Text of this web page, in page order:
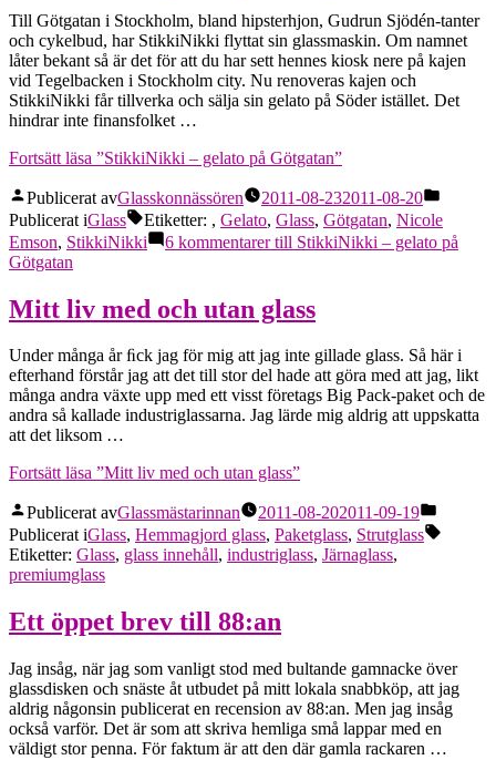
Till Götgatan i Stockholm, bland hipsterhjon, Gudrun Sjödén-tanter
och cykelbud, har StikkiNikki flyttat sin glassmaskin. Om namnet
låter bekant så är det för att du har sett hennes kiosk nere på kajen
vid Tegelbacken i Stockholm city. Nu renoveras kajen och
StikkiNikki får tillverka och sälja sin gelato på Söder istället. Det
hindrar inte finansfolket …
Fortsätt läsa ”StikkiNikki – gelato på Götgatan”
Publicerat avGlasskonnässören 2011-08-232011-08-20
Publicerat iGlass Etiketter: , Gelato, Glass, Götgatan, Nicole
Emson, StikkiNikki 6 kommentarertill StikkiNikki – gelato på
Götgatan
Mitt liv med och utan glass
Under många år ﬁck jag för mig att jag inte gillade glass. Så här i
efterhand förstår jag att det till stor del hade att göra med att jag, likt
många andra växte upp med ett visst företags Big Pack-paket och de
andra så kallade industriglassarna. Jag lärde mig aldrig att uppskatta
att det liksom …
Fortsätt läsa ”Mitt liv med och utan glass”
Publicerat avGlassmästarinnan 2011-08-202011-09-19
Publicerat iGlass, Hemmagjord glass, Paketglass, Strutglass
Etiketter: Glass, glass innehåll, industriglass, Järnaglass,
premiumglass
Ett öppet brev till 88:an
Jag insåg, när jag som vanligt stod med bultande gamnacke över
glassdisken och snäste åt utbudet på mitt lokala snabbköp, att jag
aldrig någonsin publicerat en recension av 88:an. Men jag insåg
också varför. Det är som att skriva hemliga små lappar med en
väldigt stor penna. För faktum är att den där gamla rackaren …